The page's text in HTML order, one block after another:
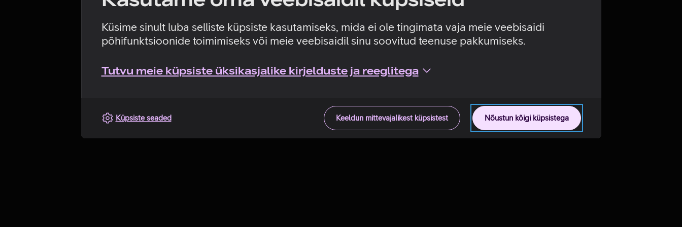
Küsime sinult luba selliste küpsiste kasutamiseks, mida ei ole tingimata vaja meie veebisaidi
põhifunktsioonide toimimiseks või meie veebisaidil sinu soovitud teenuse pakkumiseks.
Tutvu meie küpsiste üksikasjalike kirjelduste ja reeglitega
Nõustun kõigi küpsistega
Keeldun mittevajalikest küpsistest
Küpsiste seaded